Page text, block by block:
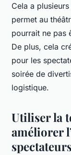
Cela a
permet au
pourrait ne pas
De plus, cela
pour les
soirée de
logistique.
Utiliser la
améliorer